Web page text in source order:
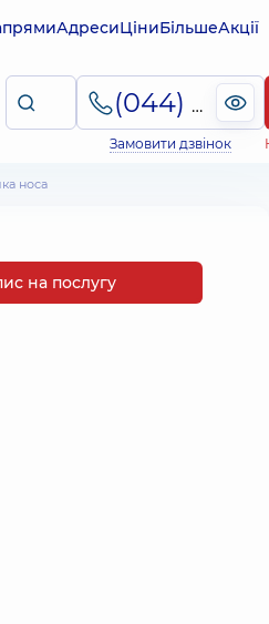
АдресиЦіниБільшеАкції
(044) 495-2-888
Замовити дзвінок
носа
на послугу